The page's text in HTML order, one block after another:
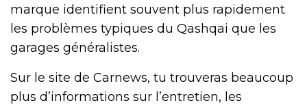
marque identifient souvent plus rapidement
les problèmes typiques du Qashqai que les
garages généralistes.
Sur le site de Carnews, tu trouveras beaucoup
plus d’informations sur l’entretien, les